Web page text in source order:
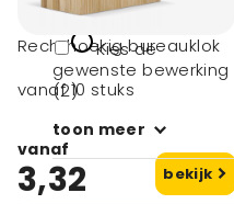
PS (1)
Kies de
gewenste bewerking
(2)
toon meer
Rechthoekig bureauklok
vanaf 10 stuks
vanaf
3,32 bekijk